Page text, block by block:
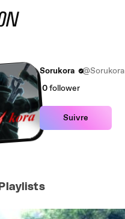
Sorukora
@Sorukora
0follower
Suivre
Playlists